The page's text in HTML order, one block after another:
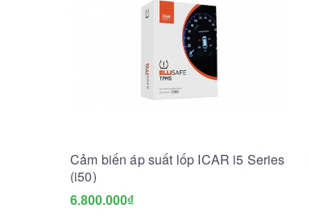
Cảm biến áp suất lốp ICAR i5 Series
(i50)
6.800.000₫